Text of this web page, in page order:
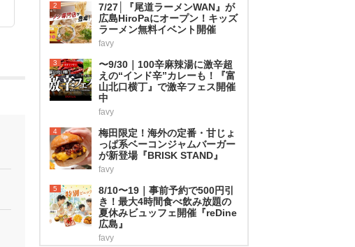
2
7/27│『尾道ラーメンWAN』が
広島HiroPaにオープン！キッズ
ラーメン無料イベント開催
favy
3
〜9/30｜100辛麻辣湯に激辛超
えの“インド辛”カレーも！『富
山北口横丁』で激辛フェス開催
中
favy
4
梅田限定！海外の定番・甘じょ
っぱ系ベーコンジャムバーガー
が新登場『BRISK STAND』
favy
5
8/10〜19｜事前予約で500円引
き！最大4時間食べ飲み放題の
夏休みビュッフェ開催『reDine
広島』
favy